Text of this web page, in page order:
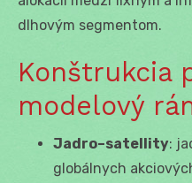
dlhovým segmentom.
Konštrukcia
modelový
Jadro–satellity:
globálnych